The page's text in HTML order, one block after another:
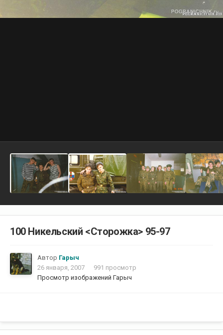
100 Никельский <Сторожка> 95-97
Автор Гарыч
26 января, 2007
991 просмотр
Просмотр изображений Гарыч